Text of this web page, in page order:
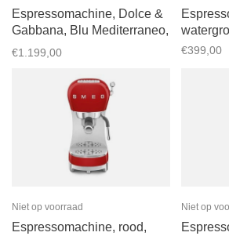
Espressomachine, Dolce &
Gabbana, Blu Mediterraneo,
ECF02DGBEU
€1.199,00 €399,00
Niet op voorraad
Espressomachine, rood,
Niet op